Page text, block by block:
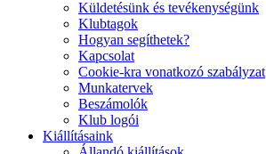
Küldetésünk és tevékenységünk
Klubtagok
Hogyan segíthetek?
Kapcsolat
Cookie-kra vonatkozó szabályzat
Munkatervek
Beszámolók
Klub logói
Kiállításaink